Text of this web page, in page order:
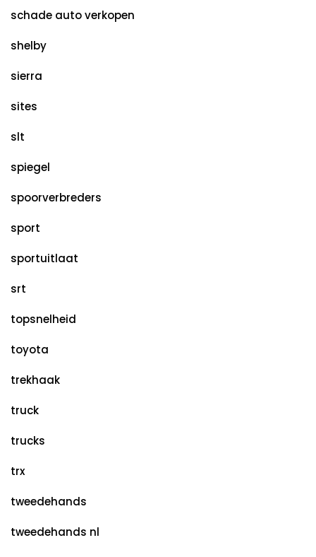
schade auto verkopen
shelby
sierra
sites
slt
spiegel
spoorverbreders
sport
sportuitlaat
srt
topsnelheid
toyota
trekhaak
truck
trucks
trx
tweedehands
tweedehands nl